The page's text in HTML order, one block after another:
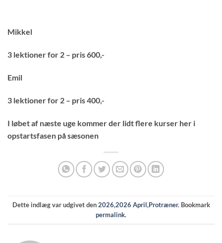
Mikkel
3 lektioner for 2 – pris 600,-
Emil
3 lektioner for 2 – pris 400,-
I løbet af næste uge kommer der lidt flere kurser her i
opstartsfasen på sæsonen
Dette indlæg var udgivet den2026,2026 April,Protræner. Bookmark
permalink.